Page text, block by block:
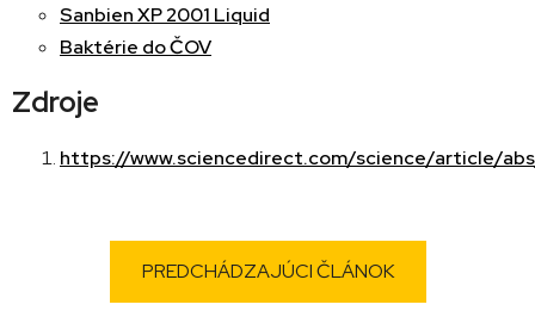
Sanbien XP 2001 Liquid
Baktérie do ČOV
Zdroje
https://www.sciencedirect.com/science/article/
PREDCHÁDZAJÚCI ČLÁNOK